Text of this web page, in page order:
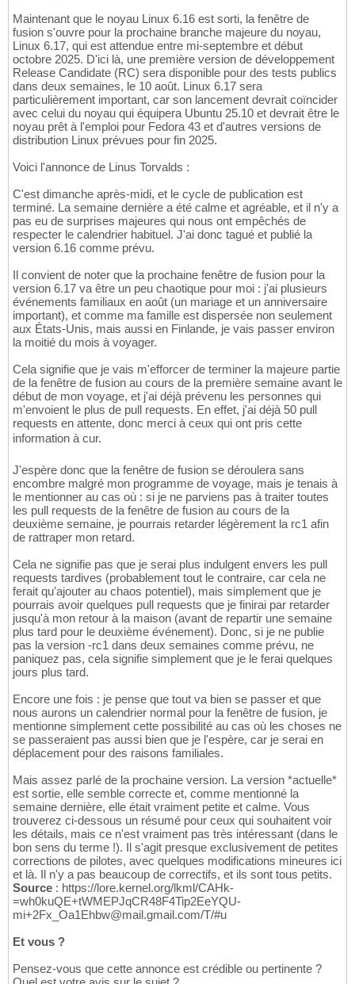
Maintenant que le noyau Linux 6.16 est sorti, la fenêtre de
fusion s'ouvre pour la prochaine branche majeure du noyau,
Linux 6.17, qui est attendue entre mi-septembre et début
octobre 2025. D'ici là, une première version de développement
Release Candidate (RC) sera disponible pour des tests publics
dans deux semaines, le 10 août. Linux 6.17 sera
particulièrement important, car son lancement devrait coïncider
avec celui du noyau qui équipera Ubuntu 25.10 et devrait être le
noyau prêt à l'emploi pour Fedora 43 et d'autres versions de
distribution Linux prévues pour fin 2025.
Voici l'annonce de Linus Torvalds :
C'est dimanche après-midi, et le cycle de publication est
terminé. La semaine dernière a été calme et agréable, et il n'y a
pas eu de surprises majeures qui nous ont empêchés de
respecter le calendrier habituel. J'ai donc tagué et publié la
version 6.16 comme prévu.
Il convient de noter que la prochaine fenêtre de fusion pour la
version 6.17 va être un peu chaotique pour moi : j'ai plusieurs
événements familiaux en août (un mariage et un anniversaire
important), et comme ma famille est dispersée non seulement
aux États-Unis, mais aussi en Finlande, je vais passer environ
la moitié du mois à voyager.
Cela signifie que je vais m'efforcer de terminer la majeure partie
de la fenêtre de fusion au cours de la première semaine avant le
début de mon voyage, et j'ai déjà prévenu les personnes qui
m'envoient le plus de pull requests. En effet, j'ai déjà 50 pull
requests en attente, donc merci à ceux qui ont pris cette
information à cur.
J'espère donc que la fenêtre de fusion se déroulera sans
encombre malgré mon programme de voyage, mais je tenais à
le mentionner au cas où : si je ne parviens pas à traiter toutes
les pull requests de la fenêtre de fusion au cours de la
deuxième semaine, je pourrais retarder légèrement la rc1 afin
de rattraper mon retard.
Cela ne signifie pas que je serai plus indulgent envers les pull
requests tardives (probablement tout le contraire, car cela ne
ferait qu'ajouter au chaos potentiel), mais simplement que je
pourrais avoir quelques pull requests que je finirai par retarder
jusqu'à mon retour à la maison (avant de repartir une semaine
plus tard pour le deuxième événement). Donc, si je ne publie
pas la version -rc1 dans deux semaines comme prévu, ne
paniquez pas, cela signifie simplement que je le ferai quelques
jours plus tard.
Encore une fois : je pense que tout va bien se passer et que
nous aurons un calendrier normal pour la fenêtre de fusion, je
mentionne simplement cette possibilité au cas où les choses ne
se passeraient pas aussi bien que je l'espère, car je serai en
déplacement pour des raisons familiales.
Mais assez parlé de la prochaine version. La version *actuelle*
est sortie, elle semble correcte et, comme mentionné la
semaine dernière, elle était vraiment petite et calme. Vous
trouverez ci-dessous un résumé pour ceux qui souhaitent voir
les détails, mais ce n'est vraiment pas très intéressant (dans le
bon sens du terme !). Il s'agit presque exclusivement de petites
corrections de pilotes, avec quelques modifications mineures ici
et là. Il n'y a pas beaucoup de correctifs, et ils sont tous petits.
Source : https://lore.kernel.org/lkml/CAHk-
=wh0kuQE+tWMEPJqCR48F4Tip2EeYQU-
mi+2Fx_Oa1Ehbw@mail.gmail.com/T/#u
Et vous ?
Pensez-vous que cette annonce est crédible ou pertinente ?